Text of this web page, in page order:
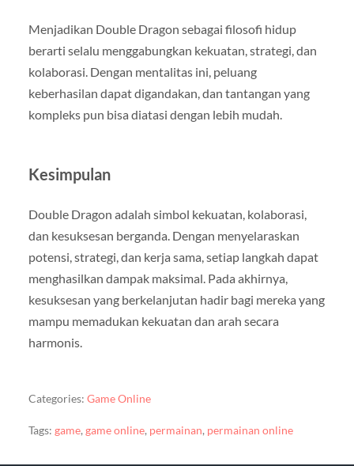
Menjadikan Double Dragon sebagai filosofi hidup
berarti selalu menggabungkan kekuatan, strategi, dan
kolaborasi. Dengan mentalitas ini, peluang
keberhasilan dapat digandakan, dan tantangan yang
kompleks pun bisa diatasi dengan lebih mudah.
Kesimpulan
Double Dragon adalah simbol kekuatan, kolaborasi,
dan kesuksesan berganda. Dengan menyelaraskan
potensi, strategi, dan kerja sama, setiap langkah dapat
menghasilkan dampak maksimal. Pada akhirnya,
kesuksesan yang berkelanjutan hadir bagi mereka yang
mampu memadukan kekuatan dan arah secara
harmonis.
Categories: Game Online
Tags: game,game online, permainan, permainan online